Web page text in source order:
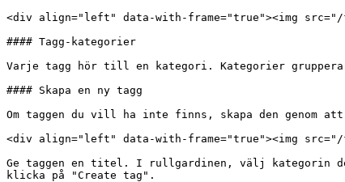
<div align="left" data-with-frame="true"><img src="/
#### Tagg-kategorier
Varje tagg hör till en kategori. Kategorier
#### Skapa en ny tagg
Om taggen du vill ha inte finns, skapa den genom
<div align="left" data-with-frame="true"><img src="/
Ge taggen en titel. I rullgardinen, välj kategorin
klicka på "Create tag".